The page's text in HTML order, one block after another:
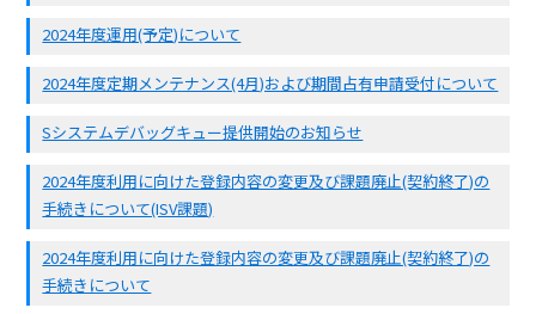
2024年度運用(予定)について
2024年度定期メンテナンス(4月)および期間占有申請受付について
Sシステムデバッグキュー提供開始のお知らせ
2024年度利用に向けた登録内容の変更及び課題廃止(契約終了)の
手続きについて(ISV課題)
2024年度利用に向けた登録内容の変更及び課題廃止(契約終了)の
手続きについて